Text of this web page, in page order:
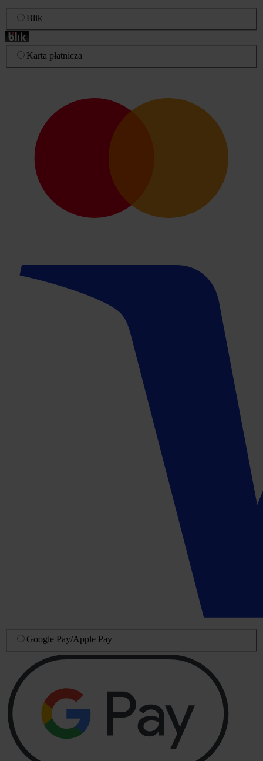
Blik
Karta płatnicza
Google Pay/Apple Pay